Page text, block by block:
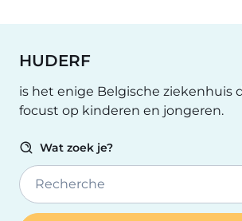
HUDERF
is het enige Belgische ziekenhuis
focust op kinderen en jongeren.
Wat zoek je?
Recherche